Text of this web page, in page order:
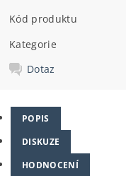
Kód produktu
Kategorie
Dotaz
POPIS
DISKUZE
HODNOCENÍ